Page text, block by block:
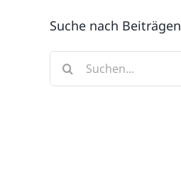
Suche nach Beiträgen
nach: